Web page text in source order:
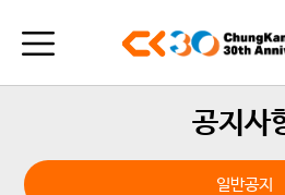
공지사
일반공지